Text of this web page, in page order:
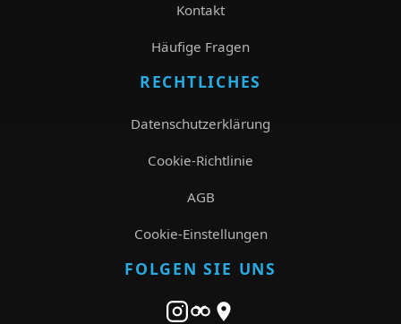
Kontakt
Häufige Fragen
RECHTLICHES
Datenschutzerklärung
Cookie-Richtlinie
AGB
Cookie-Einstellungen
FOLGEN SIE UNS